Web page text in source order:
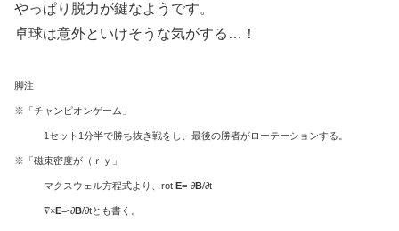
やっぱり脱力が鍵なようです。
卓球は意外といけそうな気がする…！
脚注
※「チャンピオンゲーム」
1セット1分半で勝ち抜き戦をし、最後の勝者がローテーションする。
※「磁束密度が（ｒｙ」
マクスウェル方程式より、rot E=-∂B/∂t
∇×E=-∂B/∂tとも書く。